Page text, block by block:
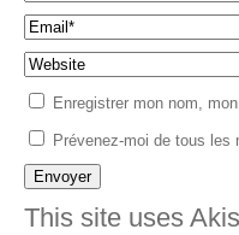
Enregistrer mon nom,
Prévenez-moi de tous les
This site uses